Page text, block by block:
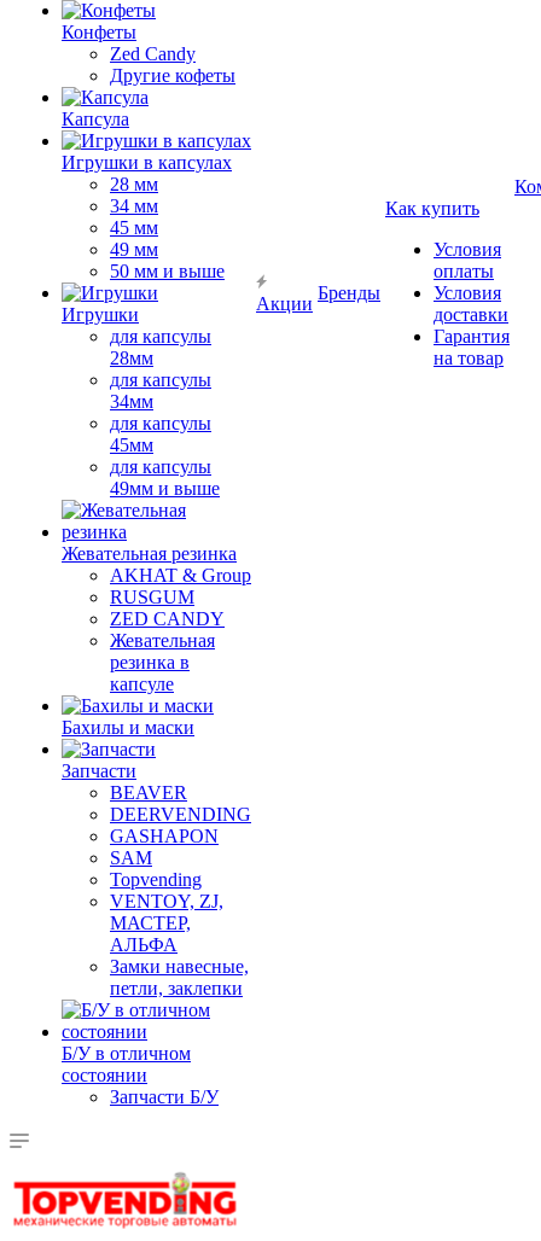
Конфеты
Zed Candy
Другие кофеты
Капсула
Игрушки в капсулах
28 мм
34 мм
45 мм
49 мм
50 мм и выше
Игрушки
для капсулы
28мм
для капсулы
34мм
для капсулы
45мм
для капсулы
49мм и выше
Жевательная резинка
AKHAT & Group
RUSGUM
ZED CANDY
Жевательная
резинка в
капсуле
Бахилы и маски
Запчасти
BEAVER
DEERVENDING
GASHAPON
SAM
Topvending
VENTOY, ZJ,
МАСТЕР,
АЛЬФА
Замки навесные,
петли, заклепки
Б/У в отличном
состоянии
Запчасти Б/У
Акции
Бренды
Как купить
Условия
оплаты
Условия
доставки
Гарантия
на товар